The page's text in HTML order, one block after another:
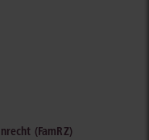
(FamRZ)